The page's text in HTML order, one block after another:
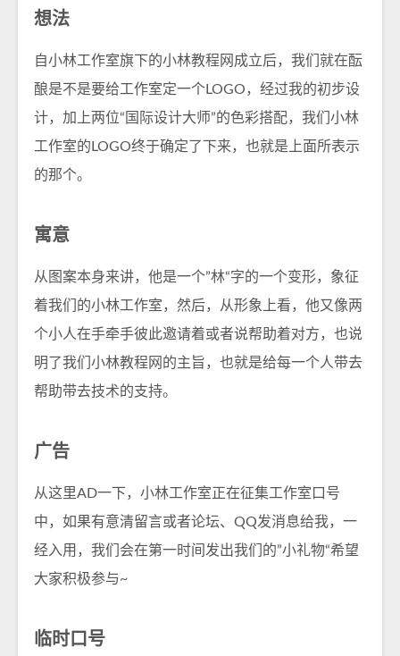
想法
自小林工作室旗下的小林教程网成立后，我们就在酝
酿是不是要给工作室定一个LOGO，经过我的初步设
计，加上两位“国际设计大师”的色彩搭配，我们小林
工作室的LOGO终于确定了下来，也就是上面所表示
的那个。
寓意
从图案本身来讲，他是一个”林“字的一个变形，象征
着我们的小林工作室，然后，从形象上看，他又像两
个小人在手牵手彼此邀请着或者说帮助着对方，也说
明了我们小林教程网的主旨，也就是给每一个人带去
帮助带去技术的支持。
广告
从这里AD一下，小林工作室正在征集工作室口号
中，如果有意清留言或者论坛、QQ发消息给我，一
经入用，我们会在第一时间发出我们的”小礼物“希望
大家积极参与~
临时口号